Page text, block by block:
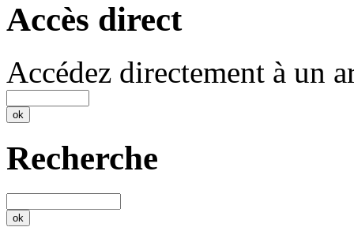
Accès direct
Accédez directement à un
Recherche